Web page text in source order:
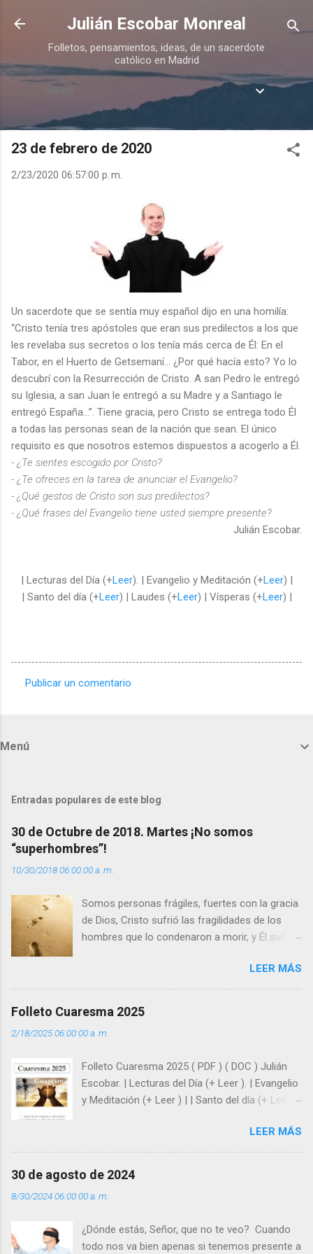
Ir al contenido principal
Julián Escobar Monreal
Folletos, pensamientos, ideas, de un sacerdote
católico en Madrid
Menú
23 de febrero de 2020
2/23/2020 06:57:00 p. m.
Un sacerdote que se sentía muy español dijo en una homilía:
“Cristo tenía tres apóstoles que eran sus predilectos a los que
les revelaba sus secretos o los tenía más cerca de Él: En el
Tabor, en el Huerto de Getsemaní… ¿Por qué hacía esto? Yo lo
descubrí con la Resurrección de Cristo. A san Pedro le entregó
su Iglesia, a san Juan le entregó a su Madre y a Santiago le
entregó España…”. Tiene gracia, pero Cristo se entrega todo Él
a todas las personas sean de la nación que sean. El único
requisito es que nosotros estemos dispuestos a acogerlo a Él.
- ¿Te sientes escogido por Cristo?
- ¿Te ofreces en la tarea de anunciar el Evangelio?
- ¿Qué gestos de Cristo son sus predilectos?
- ¿Qué frases del Evangelio tiene usted siempre presente?
Julián Escobar.
| Lecturas del Día (+Leer). | Evangelio y Meditación (+Leer) |
| Santo del día (+Leer) | Laudes (+Leer) | Vísperas (+Leer) |
t
r
i
o
s
Publicar un comentario
Menú
Entradas populares de este blog
30 de Octubre de 2018. Martes ¡No somos
“superhombres”!
10/30/2018 06:00:00 a. m.
Somos personas frágiles, fuertes con la gracia
de Dios, Cristo sufrió las fragilidades de los
hombres que lo condenaron a morir, y Él sufrió
enseña Jesucristo? Que, si seguimos sus
huellas, sin ser superhombres, podemos
afrontar las adversidades con la fuerza y la luz
siempre está pendiente de nosotros. Amar es
y protegidos por nosotros. “ Señor, soy un
árbol sin frutos, pero tú me das la savia para
que al menos mis ramas y hojas den sombra
super hombre? - ¿Superas tu fragilidad con la
gracia de Dios? Julián Escobar. | Lecturas del
Día (+ Leer ). | Evangelio y Meditación (+ Leer ) |
LEER MÁS
Folleto Cuaresma 2025
2/18/2025 06:00:00 a. m.
Folleto Cuaresma 2025 ( PDF ) ( DOC ) Julián
Escobar. | Lecturas del Día (+ Leer ). | Evangelio
y Meditación (+ Leer ) | | Santo del día (+ Leer )
LEER MÁS
30 de agosto de 2024
8/30/2024 06:00:00 a. m.
¿Dónde estás, Señor, que no te veo? Cuando
todo nos va bien apenas si tenemos presente a